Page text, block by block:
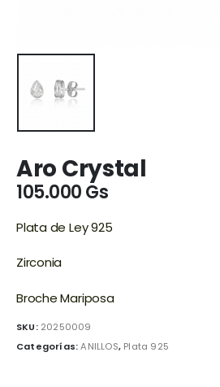
Aro Crystal
105.000Gs
Plata de Ley 925
Zirconia
Broche Mariposa
SKU: 20250009
Categorías:ANILLOS, Plata 925